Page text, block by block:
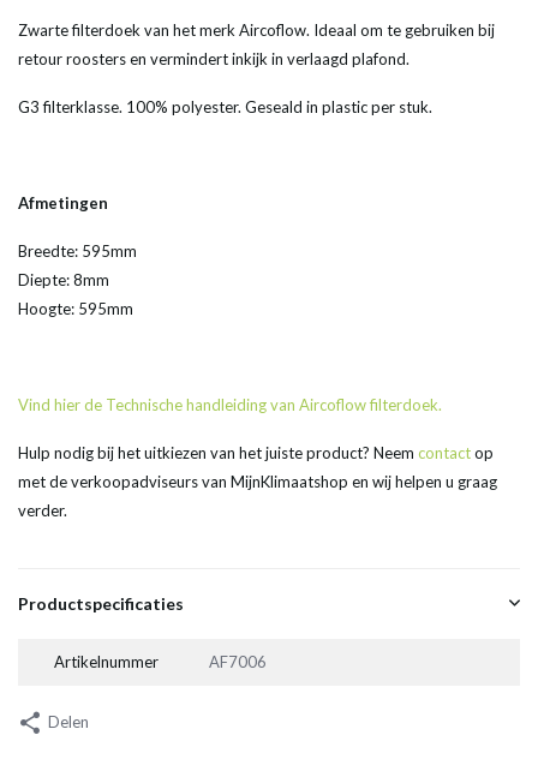
Zwarte filterdoek van het merk Aircoflow. Ideaal om te gebruiken bij
retour roosters en vermindert inkijk in verlaagd plafond.
G3 filterklasse. 100% polyester. Geseald in plastic per stuk.
Afmetingen
Breedte: 595mm
Diepte: 8mm
Hoogte: 595mm
Vind hier de Technische handleiding van Aircoflow filterdoek.
Hulp nodig bij het uitkiezen van het juiste product? Neem contactop
met de verkoopadviseurs van MijnKlimaatshop en wij helpen u graag
verder.
Productspecificaties
Artikelnummer AF7006
Delen